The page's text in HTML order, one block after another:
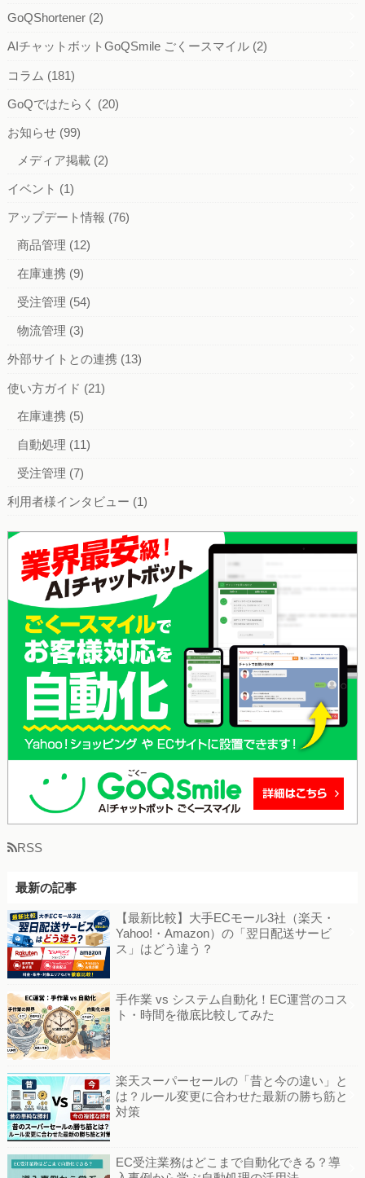
GoQShortener (2)
AIチャットボットGoQSmile ごくースマイル (2)
コラム (181)
GoQではたらく (20)
お知らせ (99)
メディア掲載 (2)
イベント (1)
アップデート情報 (76)
商品管理 (12)
在庫連携 (9)
受注管理 (54)
物流管理 (3)
外部サイトとの連携 (13)
使い方ガイド (21)
在庫連携 (5)
自動処理 (11)
受注管理 (7)
利用者様インタビュー (1)
RSS
最新の記事
【最新比較】大手ECモール3社（楽天・
Yahoo!・Amazon）の「翌日配送サービ
ス」はどう違う？
手作業 vs システム自動化！EC運営のコス
ト・時間を徹底比較してみた
楽天スーパーセールの「昔と今の違い」と
は？ルール変更に合わせた最新の勝ち筋と
対策
EC受注業務はどこまで自動化できる？導